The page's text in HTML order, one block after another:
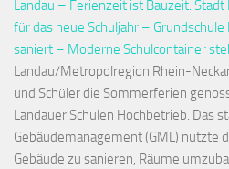
Landau – Ferienzeit ist Bauzeit:
für das neue Schuljahr –
saniert – Moderne Schulcontainer
Landau/Metropolregion Rhein-
und Schüler die Sommerferien
Landauer Schulen Hochbetrieb. Das
Gebäudemanagement (GML) nutzte
Gebäude zu sanieren, Räume